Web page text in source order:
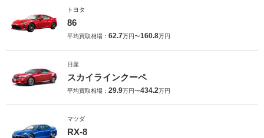
トヨタ
86
平均買取相場： 62.7万円〜160.8万円
日産
スカイラインクーペ
平均買取相場： 29.9万円〜434.2万円
マツダ
RX-8